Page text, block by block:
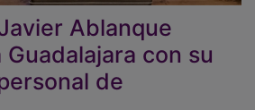
Ablanque
con su
de